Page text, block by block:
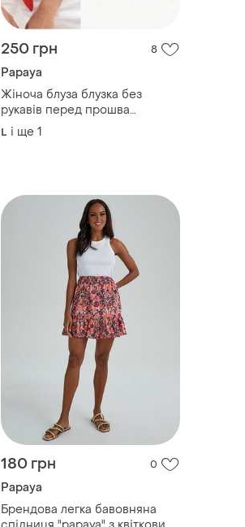
250 грн 8
Papaya
Жіноча блуза блузка без
рукавів перед прошва
бавовна насичений караловий
papaya
L і ще 1
180 грн 0
Papaya
Брендова легка бавовняна